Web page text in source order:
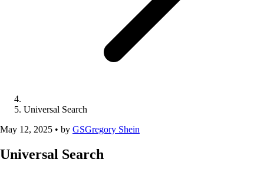
Universal Search
May 12, 2025 • by GSGregory Shein
Universal Search